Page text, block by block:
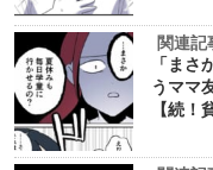
関連記
「ま
うママ
【続